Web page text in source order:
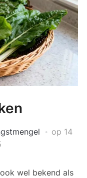
op 14
wel bekend als